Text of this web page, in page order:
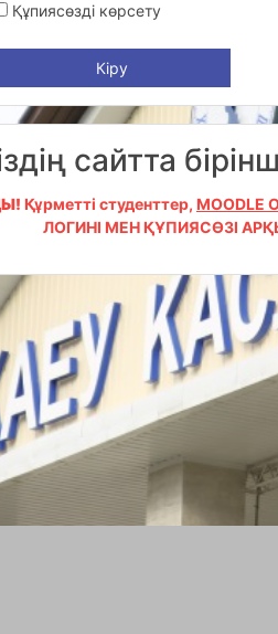
Құпиясөзді көрсету
Кіру
сайтта
Құрметті студенттер,
ЛОГИНІ МЕН ҚҰПИЯСӨЗІ